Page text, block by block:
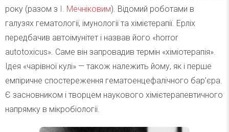
року (разом з І. Мечніковим). Відомий роботами в
галузях гематології, імунології та хімієтерапії. Ерліх
передбачив автоімунітет і назвав його «horror
autotoxicus». Саме він запровадив термін «хіміотерапія».
Ідея «чарівної кулі» — також належить йому, як і перше
емпіричне спостереження гематоенцефалічного бар’єра.
Є засновником і творцем наукового хімієтерапевтичного
напрямку в мікробіології.